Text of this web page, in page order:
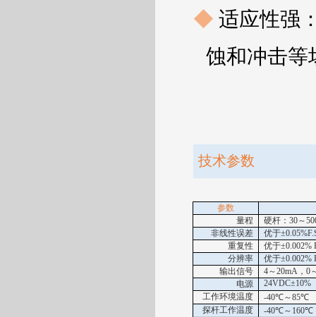
◆ 适应性强
蚀和冲击等
技术参数
参数
量程
硬杆：30～
非线性误差
优于±
重复性
优于±0.002%
分辨率
优于±0.002%
输出信号
4～20mA ，0
电源
24VDC±10%
工作环境温度
-40℃～85℃
探杆工作温度
-40℃～ 160℃